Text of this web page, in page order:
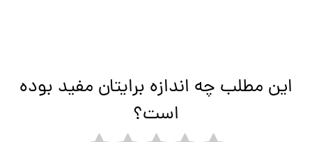
این مطلب چه اندازه برایتان مفید بوده
است؟